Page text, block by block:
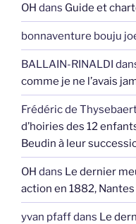
OH dans Guide et
bonnaventure bouju
BALLAIN-RINALDI
comme je ne l’avais
Frédéric de
d’hoiries des 12
Beudin à leur
OH dans Le dernier
action en 1882,
yvan pfaffdans Le